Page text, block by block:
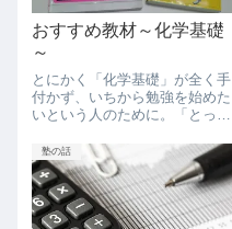
おすすめ教材～化学基礎
～
とにかく「化学基礎」が全く手
付かず、いちから勉強を始めた
いという人のために。「とって
はじめからやりたい。まったく
化学基礎がわからない。そんな
人にはこれ。かなり削ぎ落とし
た問題集になっている感じで
す。書き込まずに何...
塾の話